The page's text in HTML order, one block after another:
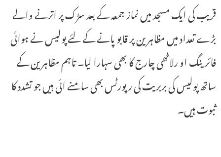
قریب کی ایک مسجد میں نماز جمعہ کے بعد سڑک پر اترنے والے
بڑے تعداد میں مظاہرین پر قابو پانے کے لئے پولیس نے ہوائی
فائرینگ او رلاٹھی چارج کا بھی سہارا لیا۔ تاہم مظاہرین کے
ساتھ پولیس کی بربریت کی رپورٹس بھی سامنے ائی ہیں جو تشدد کا
ثبوت ہیں۔